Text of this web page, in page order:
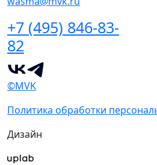
+7 (495) 846-83-
82
©MVK
Политика обработки
Дизайн